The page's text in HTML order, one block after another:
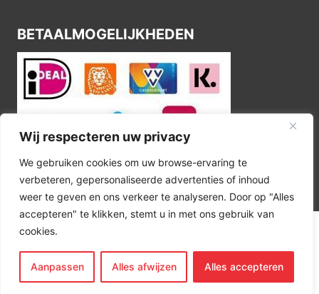
Wij respecteren uw privacy
We gebruiken cookies om uw browse-ervaring te
verbeteren, gepersonaliseerde advertenties of inhoud
weer te geven en ons verkeer te analyseren. Door op "Alles
accepteren" te klikken, stemt u in met ons gebruik van
cookies.
Aanpassen Alles afwijzen Alles accepteren
BETAALMOGELIJKHEDEN
© 2026 Kitchen Corner